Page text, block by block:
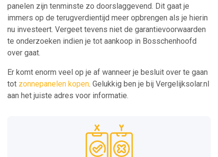
panelen zijn tenminste zo doorslaggevend. Dit gaat je
immers op de terugverdientijd meer opbrengen als je hierin
nu investeert. Vergeet tevens niet de garantievoorwaarden
te onderzoeken indien je tot aankoop in Bosschenhoofd
over gaat.
Er komt enorm veel op je af wanneer je besluit over te gaan
tot zonnepanelen kopen. Gelukkig ben je bij Vergelijksolar.nl
aan het juiste adres voor informatie.